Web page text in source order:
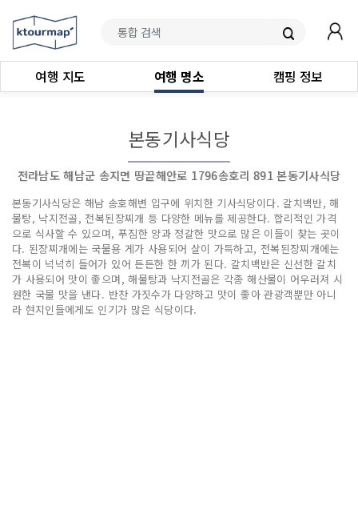
여행 지도 여행 명소 캠핑 정보
본동기사식당
전라남도 해남군 송지면 땅끝해안로 1796송호리 891 본동기사식당
본동기사식당은 해남 송호해변 입구에 위치한 기사식당이다. 갈치백반, 해
물탕, 낙지전골, 전복된장찌개 등 다양한 메뉴를 제공한다. 합리적인 가격
으로 식사할 수 있으며, 푸짐한 양과 정갈한 맛으로 많은 이들이 찾는 곳이
다. 된장찌개에는 국물용 게가 사용되어 살이 가득하고, 전복된장찌개에는
전복이 넉넉히 들어가 있어 든든한 한 끼가 된다. 갈치백반은 신선한 갈치
가 사용되어 맛이 좋으며, 해물탕과 낙지전골은 각종 해산물이 어우러져 시
원한 국물 맛을 낸다. 반찬 가짓수가 다양하고 맛이 좋아 관광객뿐만 아니
라 현지인들에게도 인기가 많은 식당이다.